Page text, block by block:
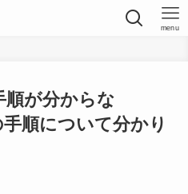
menu
順が分からな
順について分かり